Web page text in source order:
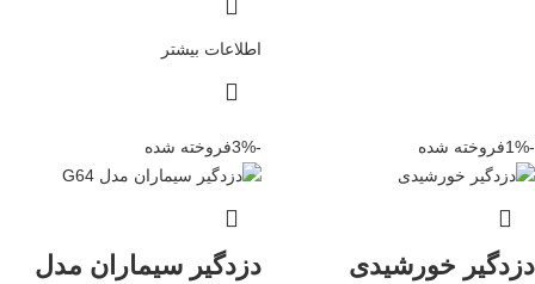
اطلاعات بیشتر
-1% فروخته شده
دزدگیر خورشیدی
-3% فروخته شده
دزدگیر سیماران مدل